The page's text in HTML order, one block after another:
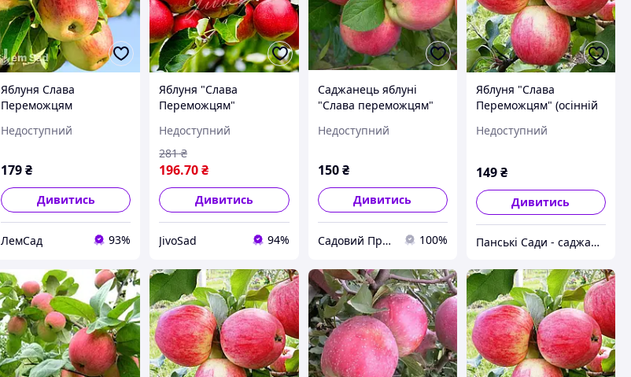
Яблуня Слава
Переможцям
Недоступний
179₴
Дивитись
ЛемСад 93%
Яблуня "Слава
Переможцям"
Недоступний
196.70₴
281 ₴
Дивитись
JivoSad 94%
Саджанець яблуні
"Слава переможцям"
Недоступний
150 ₴
Дивитись
Садовий Простір🌿 100%
Яблуня "Слава
Переможцям" (осінній
дозрівання)
Недоступний
149₴
Дивитись
Панські Сади - саджанці фруктових дерев, ягідних кущів і добрив з розсадника